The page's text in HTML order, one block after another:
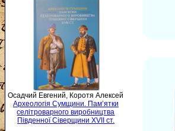
Осадчий Евгений, Коротя Алексей
Археологія Сумщини. Пам’ятки
селітроварного виробництва
Південної Сіверщини XVII ст.